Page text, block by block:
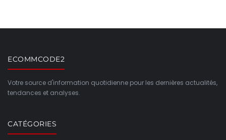
ECOMMCODE2
Votre source d'information quotidienne pour les dernières actualités,
tendances et analyses.
CATÉGORIES